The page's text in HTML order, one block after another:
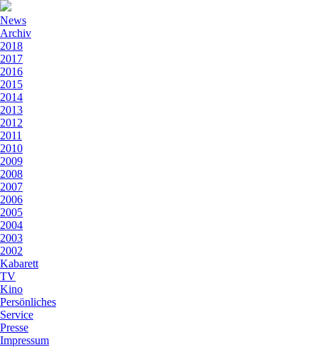
News
Archiv
2018
2017
2016
2015
2014
2013
2012
2011
2010
2009
2008
2007
2006
2005
2004
2003
2002
Kabarett
TV
Kino
Persönliches
Service
Presse
Impressum